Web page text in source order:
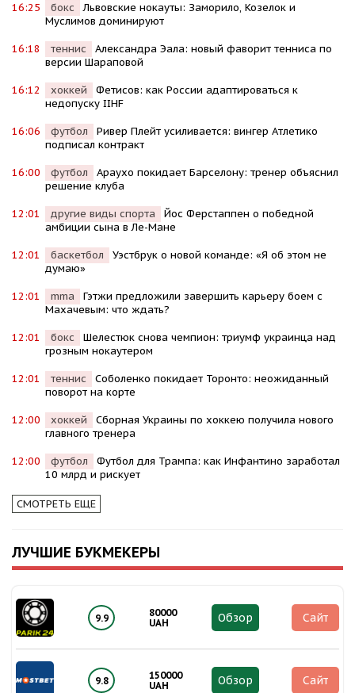
16:25 бокс
Львовские нокауты: Заморило, Козелок и
Муслимов доминируют
16:18 теннис
Александра Эала: новый фаворит тенниса по
версии Шараповой
16:12 хоккей
Фетисов: как России адаптироваться к
недопуску IIHF
16:06 футбол
Ривер Плейт усиливается: вингер Атлетико
подписал контракт
16:00 футбол
Араухо покидает Барселону: тренер объяснил
решение клуба
12:01 другие виды спорта
Йос Ферстаппен о победной
амбиции сына в Ле-Мане
12:01 баскетбол
Уэстбрук о новой команде: «Я об этом не
думаю»
12:01 mma
Гэтжи предложили завершить карьеру боем с
Махачевым: что ждать?
12:01 бокс
Шелестюк снова чемпион: триумф украинца над
грозным нокаутером
12:01 теннис
Соболенко покидает Торонто: неожиданный
поворот на корте
12:00 хоккей
Сборная Украины по хоккею получила нового
главного тренера
12:00 футбол
Футбол для Трампа: как Инфантино заработал
10 млрд и рискует
СМОТРЕТЬ ЕЩЕ
ЛУЧШИЕ БУКМЕКЕРЫ
9.9
80000
UAH
Обзор Сайт
9.8
150000
UAH
Обзор Сайт